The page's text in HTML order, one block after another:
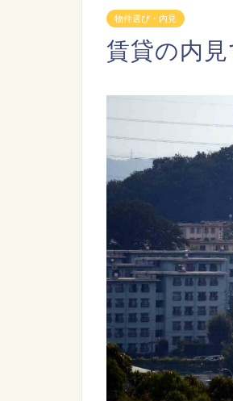
物件選び・内見
賃貸の内